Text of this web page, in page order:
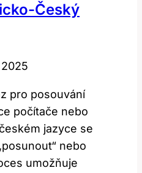
Český
pro posouvání
počítače nebo
jazyce se
nebo
umožňuje